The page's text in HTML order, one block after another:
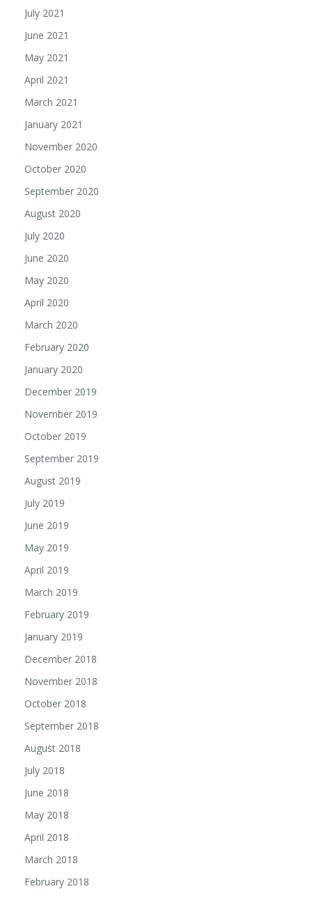
July 2021
June 2021
May 2021
April 2021
March 2021
January 2021
November 2020
October 2020
September 2020
August 2020
July 2020
June 2020
May 2020
April 2020
March 2020
February 2020
January 2020
December 2019
November 2019
October 2019
September 2019
August 2019
July 2019
June 2019
May 2019
April 2019
March 2019
February 2019
January 2019
December 2018
November 2018
October 2018
September 2018
August 2018
July 2018
June 2018
May 2018
April 2018
March 2018
February 2018